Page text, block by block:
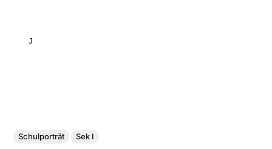
JANA TAINA BIDAUT
Schulporträt Sek I